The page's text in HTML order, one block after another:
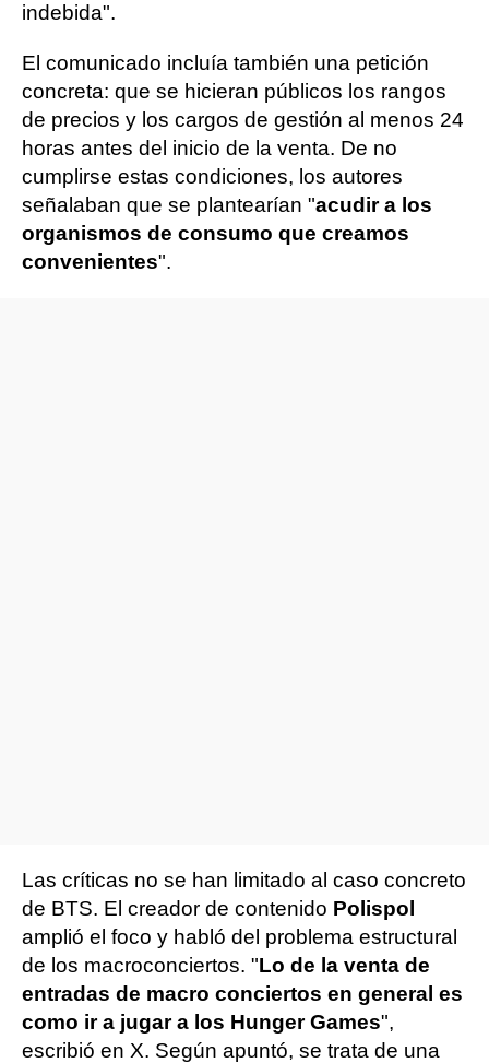
indebida".
El comunicado incluía también una petición
concreta: que se hicieran públicos los rangos
de precios y los cargos de gestión al menos 24
horas antes del inicio de la venta. De no
cumplirse estas condiciones, los autores
señalaban que se plantearían "acudir a los
organismos de consumo que creamos
convenientes".
Las críticas no se han limitado al caso concreto
de BTS. El creador de contenido Polispol
amplió el foco y habló del problema estructural
de los macroconciertos. "Lo de la venta de
entradas de macro conciertos en general es
como ir a jugar a los Hunger Games",
escribió en X. Según apuntó, se trata de una